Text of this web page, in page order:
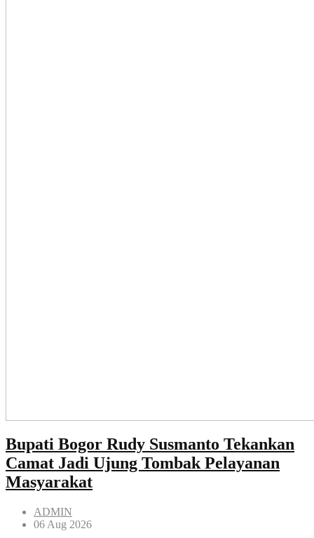
Bupati Bogor Rudy Susmanto Tekankan
Camat Jadi Ujung Tombak Pelayanan
Masyarakat
ADMIN
06 Aug 2026